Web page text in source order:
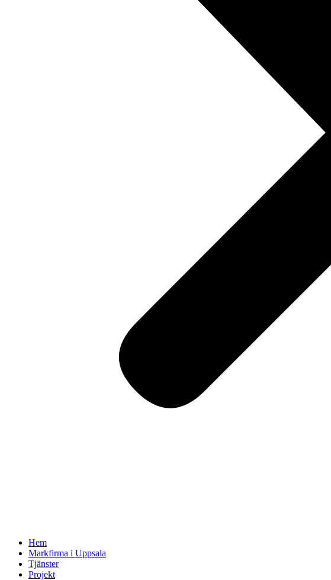
Hem
Markfirma i Uppsala
Tjänster
Projekt